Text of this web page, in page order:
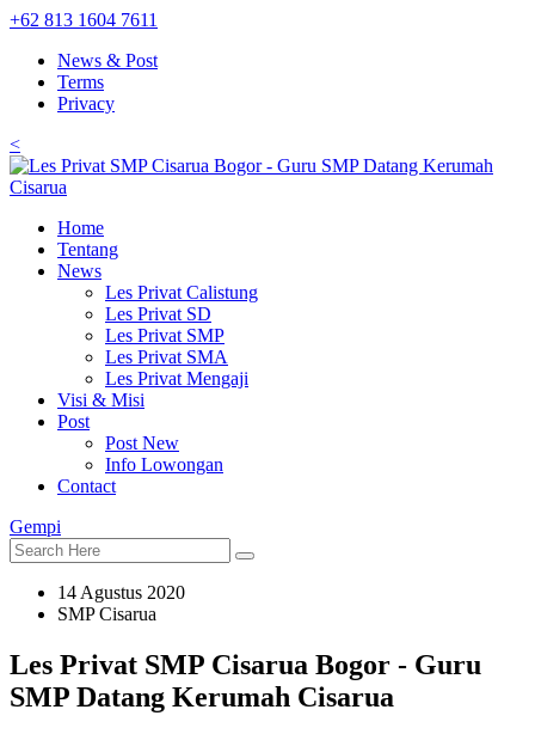
+62 813 1604 7611
News & Post
Terms
Privacy
<
Home
Tentang
News
Les Privat Calistung
Les Privat SD
Les Privat SMP
Les Privat SMA
Les Privat Mengaji
Visi & Misi
Post
Post New
Info Lowongan
Contact
Gempi
14 Agustus 2020
SMP Cisarua
Les Privat SMP Cisarua Bogor - Guru
SMP Datang Kerumah Cisarua